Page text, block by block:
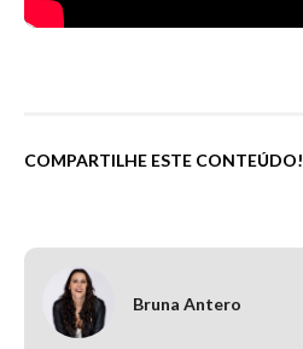
COMPARTILHE ESTE CONTEÚDO!
Bruna Antero